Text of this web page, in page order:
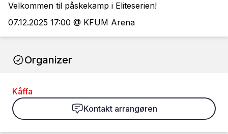
Velkommen til påskekamp i Eliteserien!
07.12.2025 17:00 @ KFUM Arena
Organizer
Kåffa
Kontakt arrangøren